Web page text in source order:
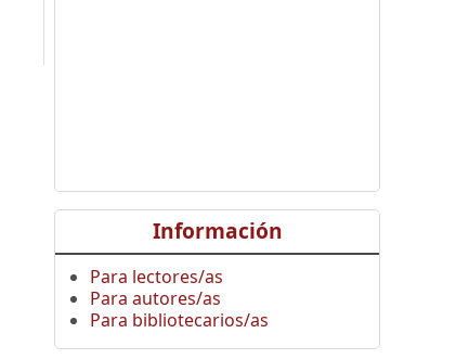
Información
Para lectores/as
Para autores/as
Para bibliotecarios/as